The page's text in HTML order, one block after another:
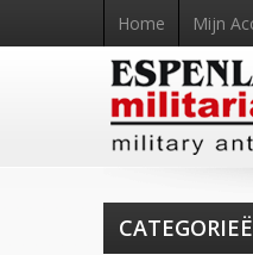
Home Mijn